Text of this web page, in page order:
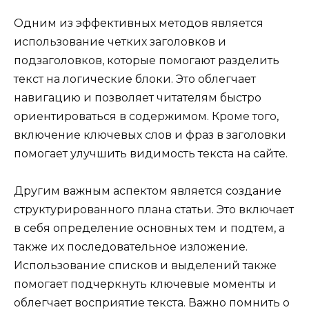
Одним из эффективных методов является
использование четких заголовков и
подзаголовков, которые помогают разделить
текст на логические блоки. Это облегчает
навигацию и позволяет читателям быстро
ориентироваться в содержимом. Кроме того,
включение ключевых слов и фраз в заголовки
помогает улучшить видимость текста на сайте.
Другим важным аспектом является создание
структурированного плана статьи. Это включает
в себя определение основных тем и подтем, а
также их последовательное изложение.
Использование списков и выделений также
помогает подчеркнуть ключевые моменты и
облегчает восприятие текста. Важно помнить о